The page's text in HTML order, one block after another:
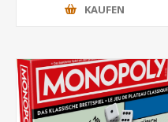
KAUFEN